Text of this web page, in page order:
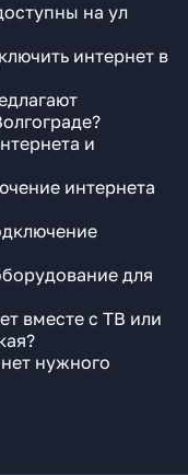
на ул
интернет в
и
интернета
для
вместе с ТВ или
нужного